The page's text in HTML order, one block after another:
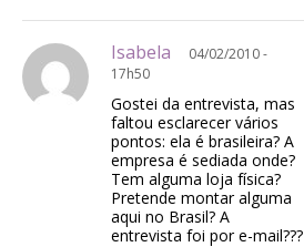
Isabela
04/02/2010 -
17h50
Gostei da entrevista, mas
faltou esclarecer vários
pontos: ela é brasileira? A
empresa é sediada onde?
Tem alguma loja física?
Pretende montar alguma
aqui no Brasil? A
entrevista foi por e-mail???